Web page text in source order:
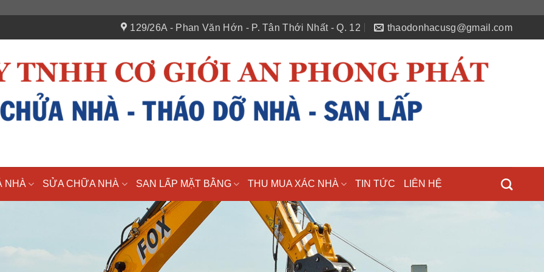
129/26A - Phan Văn Hớn - P. Tân Thới Nhất - Q. 12 thaodonhacusg@gmail.com
NHÀ SỬA CHỮA NHÀ SAN LẤP MẶT BẰNG THU MUA XÁC NHÀ TIN TỨC LIÊN HỆ